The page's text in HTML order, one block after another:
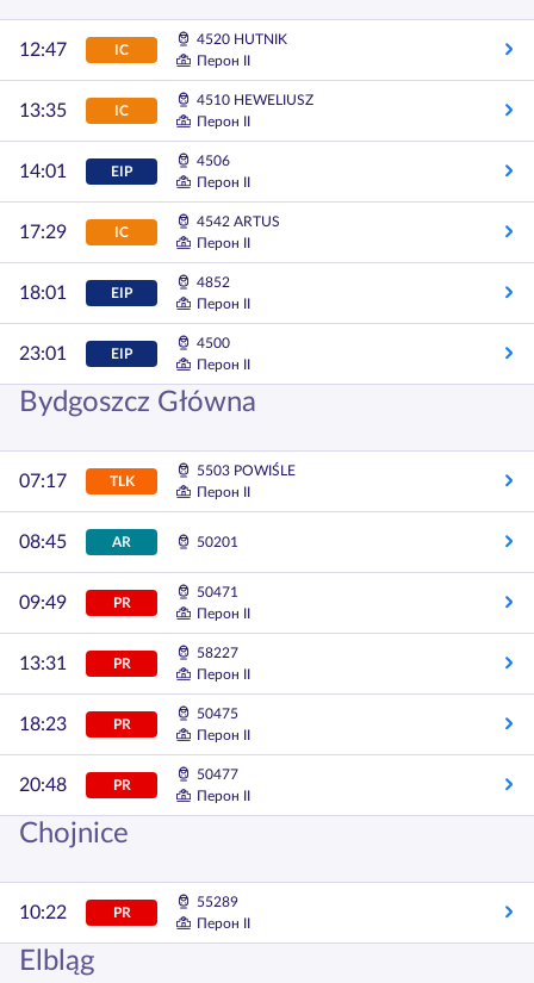
12:47 IC
4520 HUTNIK
Перон II
13:35 IC
4510 HEWELIUSZ
Перон II
14:01 EIP
4506
Перон II
17:29 IC
4542 ARTUS
Перон II
18:01 EIP
4852
Перон II
23:01 EIP
4500
Перон II
Bydgoszcz Główna
07:17 TLK
5503 POWIŚLE
Перон II
08:45 AR 50201
09:49 PR
50471
Перон II
13:31 PR
58227
Перон II
18:23 PR
50475
Перон II
20:48 PR
50477
Перон II
Chojnice
10:22 PR
55289
Перон II
Elbląg